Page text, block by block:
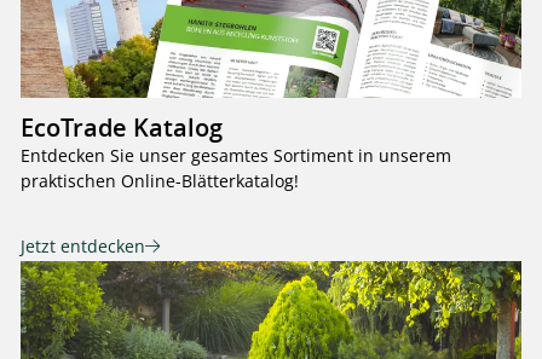
EcoTrade Katalog
Entdecken Sie unser gesamtes Sortiment in unserem
praktischen Online-Blätterkatalog!
Jetzt entdecken